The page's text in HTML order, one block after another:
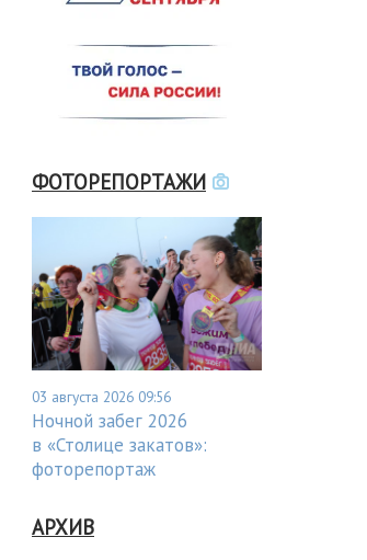
ФОТОРЕПОРТАЖИ
03 августа 2026 09:56
Ночной забег 2026
в «Столице закатов»:
фоторепортаж
АРХИВ